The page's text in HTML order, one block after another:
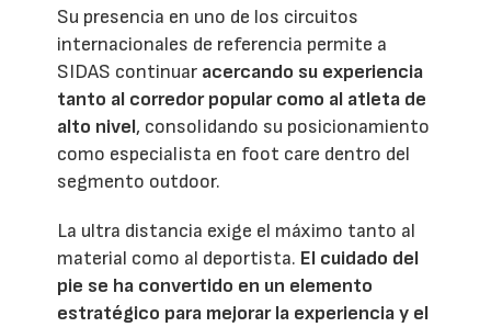
Su presencia en uno de los circuitos
internacionales de referencia permite a
SIDAS continuar acercando su experiencia
tanto al corredor popular como al atleta de
alto nivel, consolidando su posicionamiento
como especialista en foot care dentro del
segmento outdoor.
La ultra distancia exige el máximo tanto al
material como al deportista. El cuidado del
pie se ha convertido en un elemento
estratégico para mejorar la experiencia y el